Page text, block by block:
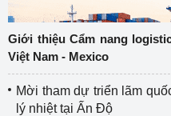
Giới thiệu Cẩm nang
Việt Nam - Mexico
Mời tham dự triển lãm
lý nhiệt tại Ấn Độ